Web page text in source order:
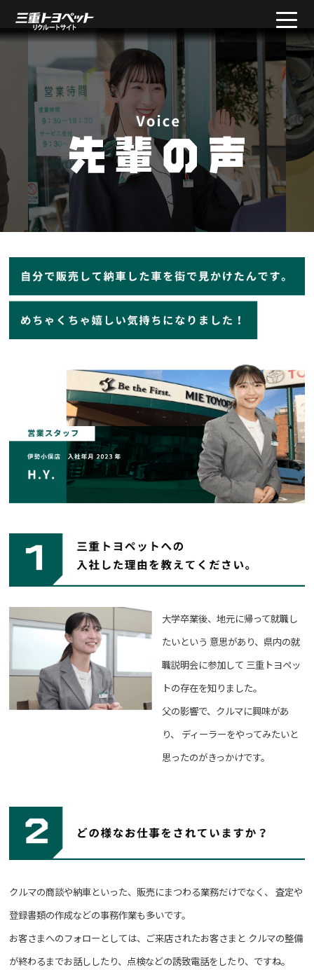
大学卒業後、地元に帰って就職し
たいという 意思があり、県内の就
職説明会に参加して 三重トヨペッ
トの存在を知りました。
父の影響で、クルマに興味があ
り、 ディーラーをやってみたいと
思ったのがきっかけです。
クルマの商談や納車といった、販売にまつわる業務だけでなく、 査定や
登録書類の作成などの事務作業も多いです。
お客さまへのフォローとしては、ご来店されたお客さまと クルマの整備
が終わるまでお話ししたり、点検などの誘致電話をしたり、ですね。